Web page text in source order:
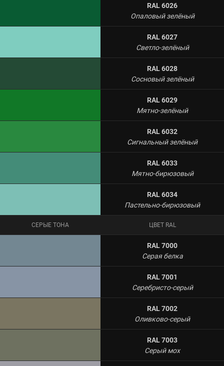
RAL 6026
Опаловый зелёный
RAL 6027
Светло-зелёный
RAL 6028
Сосновый зелёный
RAL 6029
Мятно-зелёный
RAL 6032
Сигнальный зелёный
RAL 6033
Мятно-бирюзовый
RAL 6034
Пастельно-бирюзовый
СЕРЫЕ ТОНА ЦВЕТ RAL
RAL 7000
Серая белка
RAL 7001
Серебристо-серый
RAL 7002
Оливково-серый
RAL 7003
Серый мох